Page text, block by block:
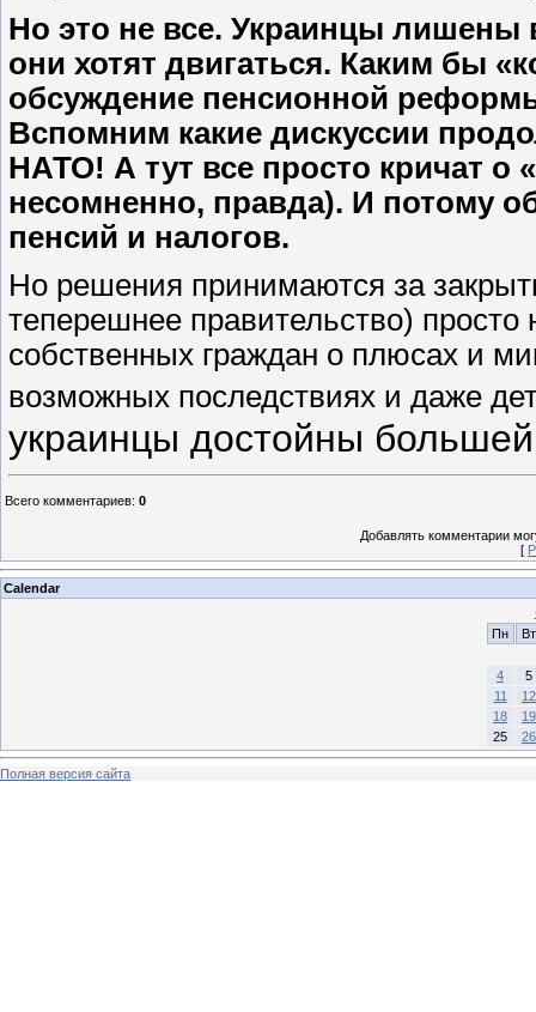
Но это не все. Украинцы лишены
они хотят двигаться. Каким бы
обсуждение пенсионной
Вспомним какие дискуссии
НАТО! А тут все просто кричат
несомненно, правда). И потому
пенсий и налогов.
Но решения принимаются за
теперешнее правительство)
собственных граждан о плюсах и
возможных последствиях и даже
украинцы достойны
Всего комментариев: 0
Добавлять комментарии
[
Calendar
Пн
Вт
4
5
11
12
18
19
25
26
Полная версия сайта